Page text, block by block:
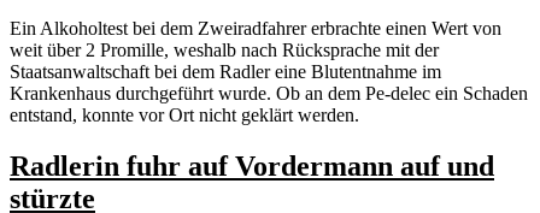
Ein Alkoholtest bei dem Zweiradfahrer erbrachte einen Wert von
weit über 2 Promille, weshalb nach Rücksprache mit der
Staatsanwaltschaft bei dem Radler eine Blutentnahme im
Krankenhaus durchgeführt wurde. Ob an dem Pe-delec ein Schaden
entstand, konnte vor Ort nicht geklärt werden.
Radlerin fuhr auf Vordermann auf und
stürzte